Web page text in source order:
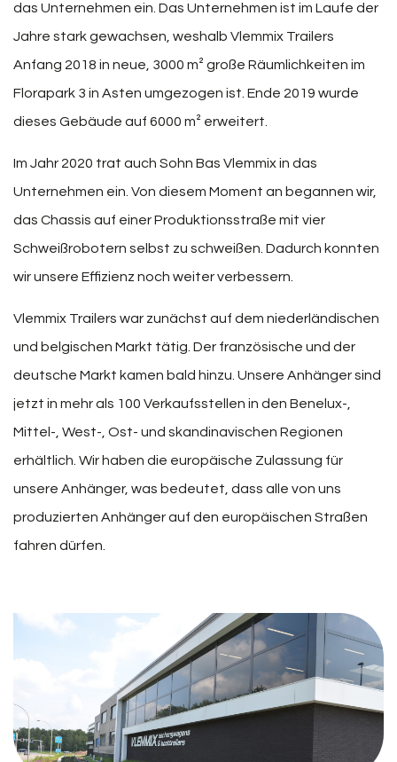
das Unternehmen ein. Das Unternehmen ist im Laufe der
Jahre stark gewachsen, weshalb Vlemmix Trailers
Anfang 2018 in neue, 3000 m² große Räumlichkeiten im
Florapark 3 in Asten umgezogen ist. Ende 2019 wurde
dieses Gebäude auf 6000 m² erweitert.
Im Jahr 2020 trat auch Sohn Bas Vlemmix in das
Unternehmen ein. Von diesem Moment an begannen wir,
das Chassis auf einer Produktionsstraße mit vier
Schweißrobotern selbst zu schweißen. Dadurch konnten
wir unsere Effizienz noch weiter verbessern.
Vlemmix Trailers war zunächst auf dem niederländischen
und belgischen Markt tätig. Der französische und der
deutsche Markt kamen bald hinzu. Unsere Anhänger sind
jetzt in mehr als 100 Verkaufsstellen in den Benelux-,
Mittel-, West-, Ost- und skandinavischen Regionen
erhältlich. Wir haben die europäische Zulassung für
unsere Anhänger, was bedeutet, dass alle von uns
produzierten Anhänger auf den europäischen Straßen
fahren dürfen.